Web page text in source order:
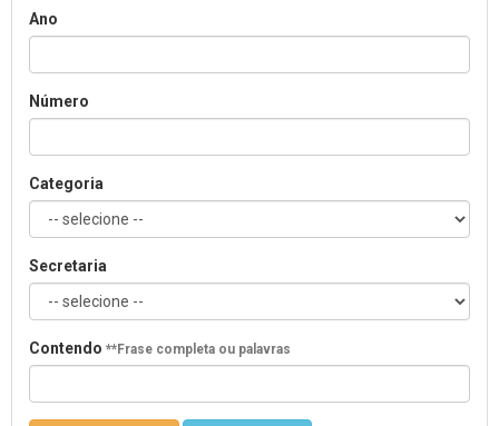
Ano
Número
Categoria
Secretaria
Contendo **Frase completa ou palavras